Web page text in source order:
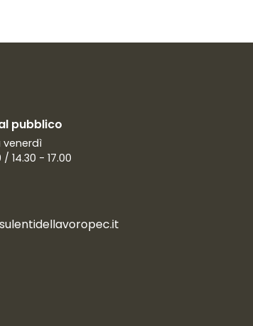
pubblico
venerdì
/ 14.30 - 17.00